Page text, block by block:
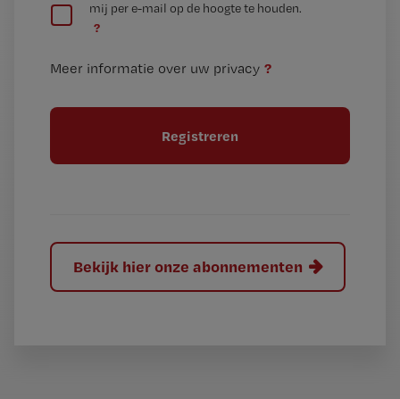
t
e
t
l
mij per e-mail op de hoogte te houden.
?
Meer informatie over uw privacy ?
Bekijk hier onze abonnementen